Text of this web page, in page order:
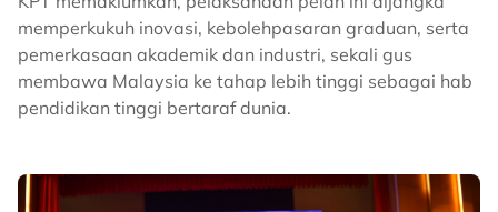
memperkukuh inovasi, kebolehpasaran graduan, serta
pemerkasaan akademik dan industri, sekali gus
membawa Malaysia ke tahap lebih tinggi sebagai hab
pendidikan tinggi bertaraf dunia.